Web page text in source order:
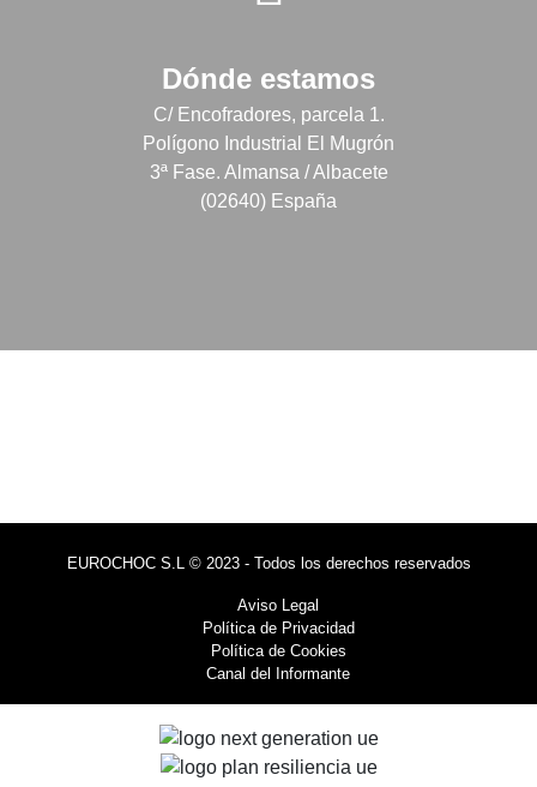
Dónde estamos
C/ Encofradores, parcela 1.
Polígono Industrial El Mugrón
3ª Fase. Almansa / Albacete
(02640) España
EUROCHOC S.L © 2023 - Todos los derechos reservados
Aviso Legal
Política de Privacidad
Política de Cookies
Canal del Informante